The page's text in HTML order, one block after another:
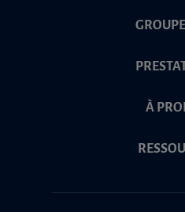
À